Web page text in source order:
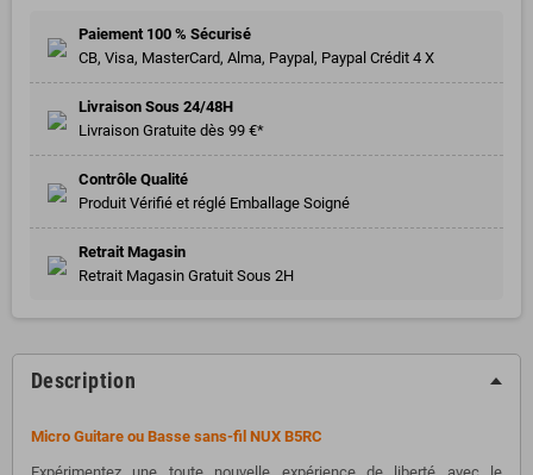
Paiement 100 % Sécurisé
CB, Visa, MasterCard, Alma, Paypal, Paypal Crédit 4 X
Livraison Sous 24/48H
Livraison Gratuite dès 99 €*
Contrôle Qualité
Produit Vérifié et réglé Emballage Soigné
Retrait Magasin
Retrait Magasin Gratuit Sous 2H
Description
Micro Guitare ou Basse sans-fil NUX B5RC